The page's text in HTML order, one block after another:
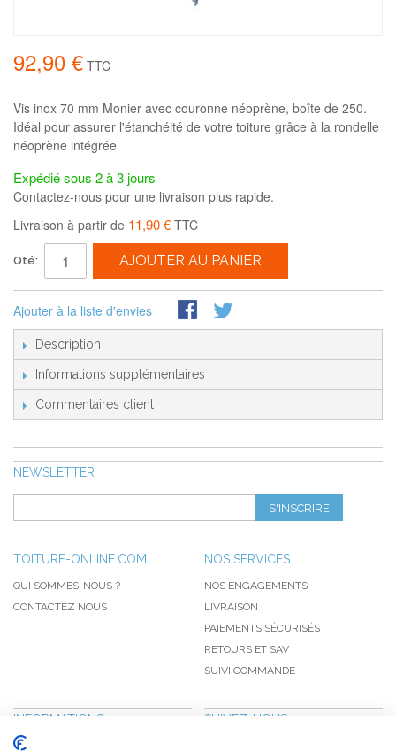
92,90 € TTC
Vis inox 70 mm Monier avec couronne néoprène, boîte de 250.
Idéal pour assurer l'étanchéité de votre toiture grâce à la rondelle
néoprène intégrée
Expédié sous 2 à 3 jours
Contactez-nous pour une livraison plus rapide.
Livraison à partir de 11,90 € TTC
Qté: AJOUTER AU PANIER
Ajouter à la liste d'envies
Description
Informations supplémentaires
Commentaires client
NEWSLETTER
S'INSCRIRE
TOITURE-ONLINE.COM
QUI SOMMES-NOUS ?
CONTACTEZ NOUS
NOS SERVICES
NOS ENGAGEMENTS
LIVRAISON
PAIEMENTS SÉCURISÉS
RETOURS ET SAV
SUIVI COMMANDE
INFORMATIONS
NOUVEAUTÉS
SUIVEZ-NOUS